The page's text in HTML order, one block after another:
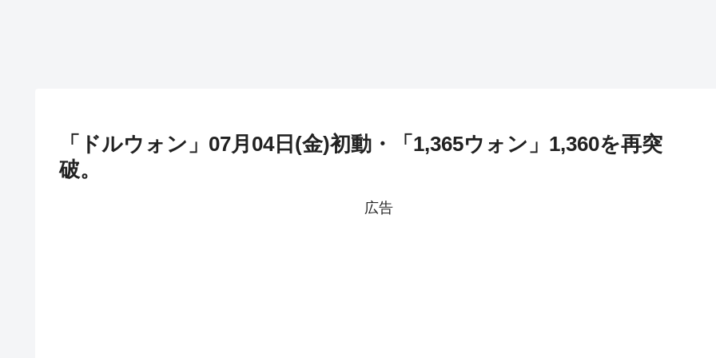
「ドルウォン」07月04日(金)初動・「1,365ウォン」1,360を再突
破。
広告